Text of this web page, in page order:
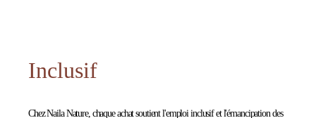
Inclusif
Chez Naila Nature, chaque achat soutient l'emploi inclusif et l'émancipation des